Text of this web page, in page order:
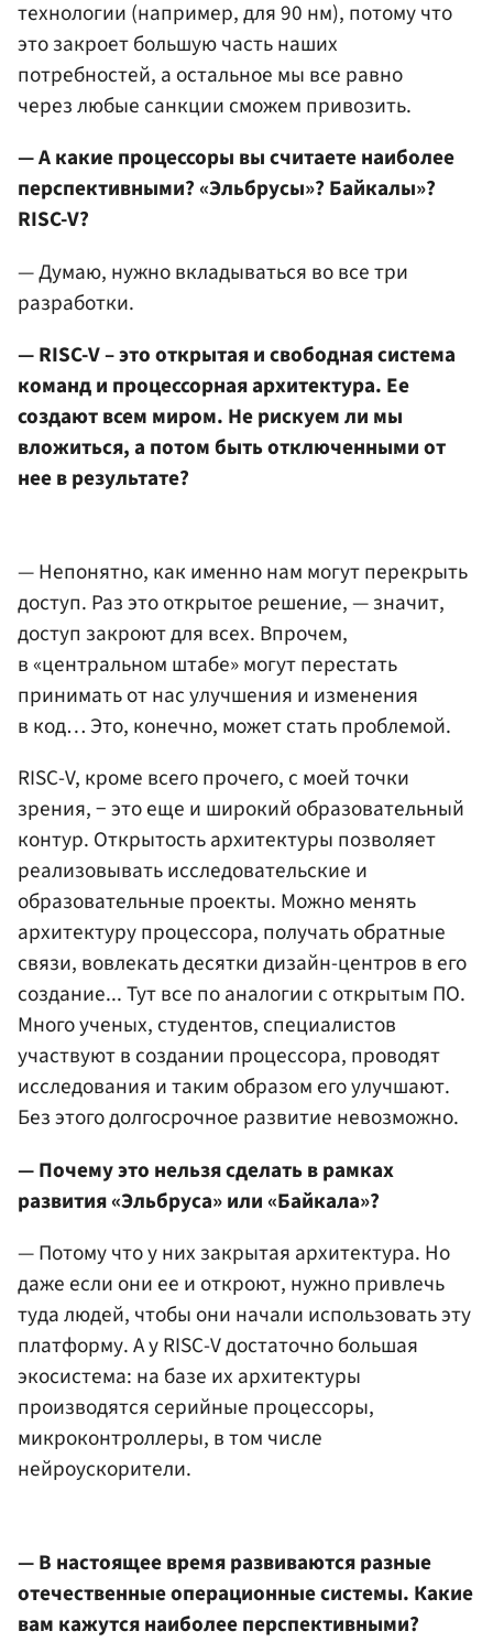
технологии (например, для 90 нм), потому что
это закроет большую часть наших
потребностей, а остальное мы все равно
через любые санкции сможем привозить.
— А какие процессоры вы считаете наиболее
перспективными? «Эльбрусы»? Байкалы»?
RISC-V?
— Думаю, нужно вкладываться во все три
разработки.
— RISC-V – это открытая и свободная система
команд и процессорная архитектура. Ее
создают всем миром. Не рискуем ли мы
вложиться, а потом быть отключенными от
нее в результате?
— Непонятно, как именно нам могут перекрыть
доступ. Раз это открытое решение, — значит,
доступ закроют для всех. Впрочем,
в «центральном штабе» могут перестать
принимать от нас улучшения и изменения
в код… Это, конечно, может стать проблемой.
RISC-V, кроме всего прочего, с моей точки
зрения, − это еще и широкий образовательный
контур. Открытость архитектуры позволяет
реализовывать исследовательские и
образовательные проекты. Можно менять
архитектуру процессора, получать обратные
связи, вовлекать десятки дизайн-центров в его
создание... Тут все по аналогии с открытым ПО.
Много ученых, студентов, специалистов
участвуют в создании процессора, проводят
исследования и таким образом его улучшают.
Без этого долгосрочное развитие невозможно.
— Почему это нельзя сделать в рамках
развития «Эльбруса» или «Байкала»?
— Потому что у них закрытая архитектура. Но
даже если они ее и откроют, нужно привлечь
туда людей, чтобы они начали использовать эту
платформу. А у RISC-V достаточно большая
экосистема: на базе их архитектуры
производятся серийные процессоры,
микроконтроллеры, в том числе
нейроускорители.
— В настоящее время развиваются разные
отечественные операционные системы. Какие
вам кажутся наиболее перспективными?